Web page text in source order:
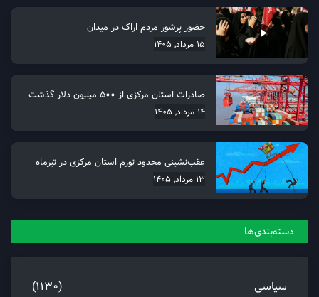
حضور پرشور مردم اراک در میدان
15 مرداد, 1405
صادرات استان مرکزی از 500 میلیون دلار گذشت
14 مرداد, 1405
عقب‌نشینی محدود تورم استان مرکزی در تیرماه
13 مرداد, 1405
دسته‌بندی‌ها
سیاسی
(1130)